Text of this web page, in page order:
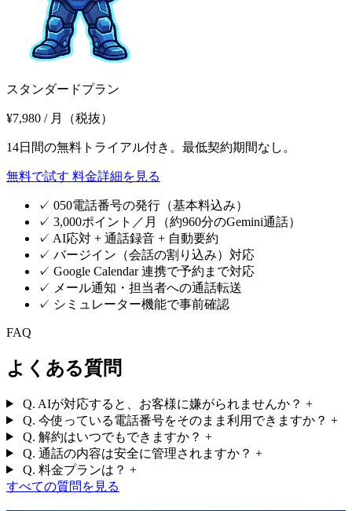
スタンダードプラン
¥7,980 / 月（税抜）
14日間の無料トライアル付き。最低契約期間なし。
無料で試す 料金詳細を見る
✓ 050電話番号の発行（基本料込み）
✓ 3,000ポイント／月（約960分のGemini通話）
✓ AI応対 + 通話録音 + 自動要約
✓ バージイン（会話の割り込み）対応
✓ Google Calendar 連携で予約まで対応
✓ メール通知・担当者への通話転送
✓ シミュレーター機能で事前確認
FAQ
よくある質問
Q. AIが対応すると、お客様に嫌がられませんか？ +
Q. 今使っている電話番号をそのまま利用できますか？ +
Q. 解約はいつでもできますか？ +
Q. 通話の内容は安全に管理されますか？ +
Q. 料金プランは？ +
すべての質問を見る